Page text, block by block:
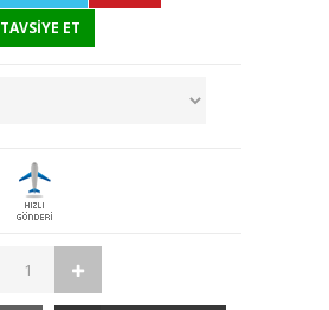
TAVSİYE ET